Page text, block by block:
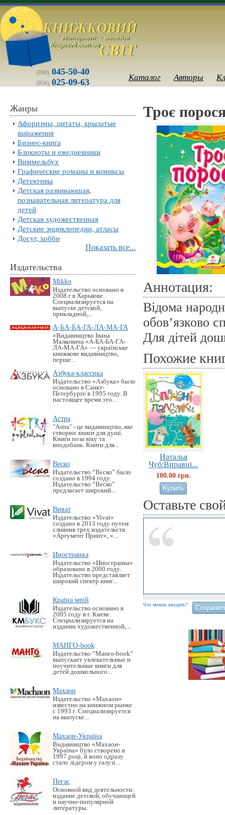
(098) 045-50-40
(050) 025-09-63 Каталог Авторы
Жанры
Афоризмы, цитаты, крылатые
выражения
Бизнес-книга
Блокноты и ежедневники
Виммельбух
Графические романы и комиксы
Детективы
Детская развивающая,
познавательная литература для
детей
Детская художественная
Детские энциклопедии, атласы
Досуг, хобби
Показать все...
Издательства
Mikko
Издательство основано в
2008 г в Харькове.
Специализируется на
выпуске детской,
прикладной,...
А-БА-БА-ГА-ЛА-МА-ГА
«Видавництво Івана
Малковича «А-БА-БА-ГА-
ЛА-МА-ГА» — українське
книжкове видавництво,
перше...
Азбука-классика
Издательство «Азбука» было
основано в Санкт-
Петербурге в 1995 году. В
настоящее время это...
Астра
"Astra" - це видавництво, яке
створює книги для душі.
Книги поза віку та
вподобань. Книги для...
Веско
Издательство “Веско” было
создано в 1994 году.
Издательство “Веско”
предлагает широкий...
Виват
Издательство «Vivat»
создано в 2013 году путем
слияния трех издательств:
«Аргумент Принт», «...
Иностранка
Издательство «Иностранка»
образовано в 2000 году.
Издательство представляет
широкий спектр книг...
Країна мрій
Издательство основано в
2005 году в г. Киеве.
Специализируется на
издании художественной,...
МАНГО-book
Издательство “Манго-book”
выпускает увлекательные и
поучительные книги для
детей дошкольного...
Махаон
Издательство «Махаон»
известно на книжном рынке
с 1993 г. Специализируется
на выпуске...
Махаон-Україна
Видавництво «Махаон-
Україна» було створено в
1997 році, й воно одразу
стало лідером у галузі...
Пегас
Основной вид деятельности:
издание детской, обучающей
и научно-популярной
литературы.
Троє
Аннотация:
Відома
обов’язково
Для дітей
Похожие
Наталья
Чуб:Вправні...
100.00 грн.
Оставьте
Что можно вводить?